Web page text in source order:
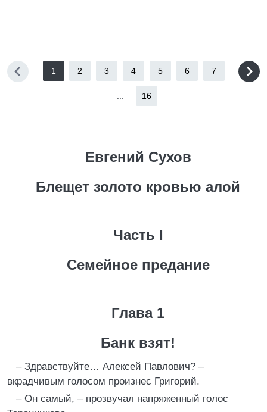
1 2 3 4 5 6 7
16
Евгений Сухов
Блещет золото кровью алой
Часть I
Семейное предание
Глава 1
Банк взят!
– Здравствуйте… Алексей Павлович? –
вкрадчивым голосом произнес Григорий.
– Он самый, – прозвучал напряженный голос